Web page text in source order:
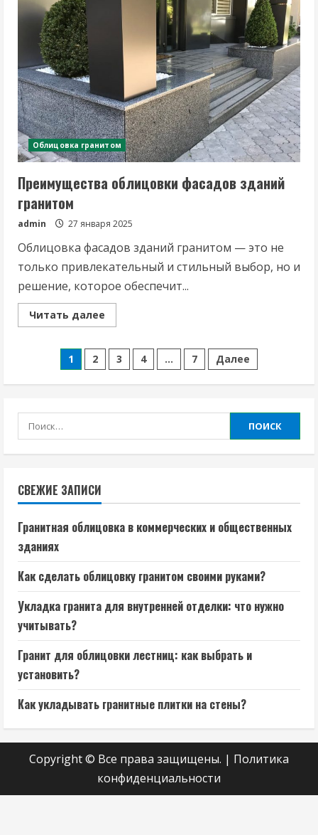
наружной
облицовки?
Облицовка гранитом
Преимущества облицовки фасадов зданий
гранитом
admin 27 января 2025
Облицовка фасадов зданий гранитом — это не
только привлекательный и стильный выбор, но и
решение, которое обеспечит...
Читать далее
more
облицовки
фасадов
зданий
гранитом
Пагинация
записей
1 2 3 4 … 7 Далее
Найти:
СВЕЖИЕ ЗАПИСИ
Гранитная облицовка в коммерческих и общественных
зданиях
Как сделать облицовку гранитом своими руками?
Укладка гранита для внутренней отделки: что нужно
учитывать?
Гранит для облицовки лестниц: как выбрать и
установить?
Как укладывать гранитные плитки на стены?
Copyright © Все права защищены. | Политика
конфиденциальности